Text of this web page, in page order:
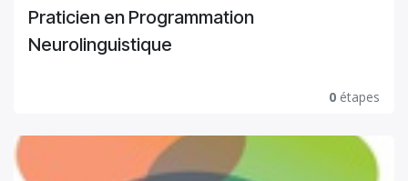
Praticien en Programmation
Neurolinguistique
0 étapes